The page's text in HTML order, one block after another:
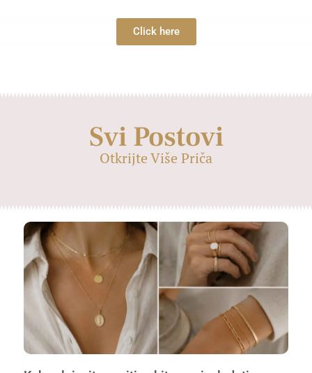
Click here
Svi Postovi
Otkrijte Više Priča